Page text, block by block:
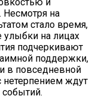
и
на
стало время,
улыбки на лицах
подчеркивают
поддержки,
в повседневной
нетерпением ждут